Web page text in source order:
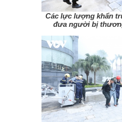
Các lực lượng khẩn
đưa người bị